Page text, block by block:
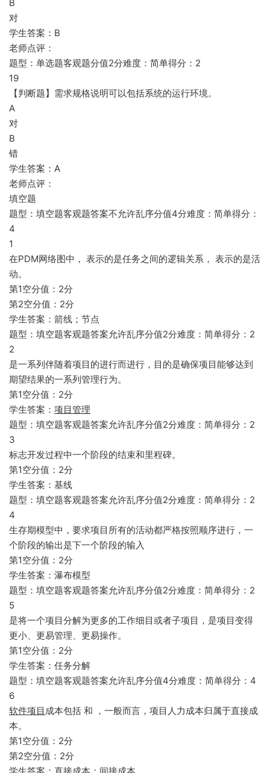
B
对
学生答案：B
老师点评：
题型：单选题客观题分值2分难度：简单得分：2
19
【判断题】需求规格说明可以包括系统的运行环境。
A
对
B
错
学生答案：A
老师点评：
填空题
题型：填空题客观题答案不允许乱序分值4分难度：简单得分：
4
1
在PDM网络图中， 表示的是任务之间的逻辑关系， 表示的是活
动。
第1空分值：2分
第2空分值：2分
学生答案：箭线；节点
题型：填空题客观题答案允许乱序分值2分难度：简单得分：2
2
是一系列伴随着项目的进行而进行，目的是确保项目能够达到
期望结果的一系列管理行为。
第1空分值：2分
学生答案： 项目管理
题型：填空题客观题答案允许乱序分值2分难度：简单得分：2
3
标志开发过程中一个阶段的结束和里程碑。
第1空分值：2分
学生答案：基线
题型：填空题客观题答案允许乱序分值2分难度：简单得分：2
4
生存期模型中，要求项目所有的活动都严格按照顺序进行，一
个阶段的输出是下一个阶段的输入
第1空分值：2分
学生答案：瀑布模型
题型：填空题客观题答案允许乱序分值2分难度：简单得分：2
5
是将一个项目分解为更多的工作细目或者子项目，是项目变得
更小、更易管理、更易操作。
第1空分值：2分
学生答案：任务分解
题型：填空题客观题答案允许乱序分值4分难度：简单得分：4
6
软件项目 成本包括 和 ，一般而言，项目人力成本归属于直接成
本。
第1空分值：2分
第2空分值：2分